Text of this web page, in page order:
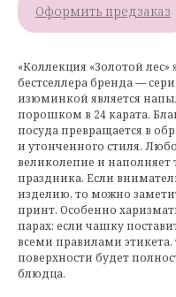
Оформить предзаказ
«Коллекция «Золотой
бестселлера бренда —
изюминкой является
порошком в 24 карата.
посуда превращается в
и утонченного стиля.
великолепие и
праздника. Если
изделию, то можно
принт. Особенно
парах: если чашку
всеми правилами
поверхности будет
блюдца.